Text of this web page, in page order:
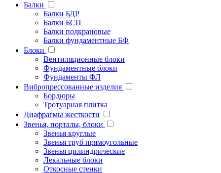
Балки
Балки БДР
Балки БСП
Балки подкрановые
Балки фундаментные БФ
Блоки
Вентиляционные блоки
Фундаментные блоки
Фундаменты ФЛ
Вибропрессованные изделия
Бордюры
Тротуарная плитка
Диафрагмы жесткости
Звенья, порталы, блоки
Звенья круглые
Звенья труб прямоугольные
Звенья цилиндрические
Лекальные блоки
Откосные стенки